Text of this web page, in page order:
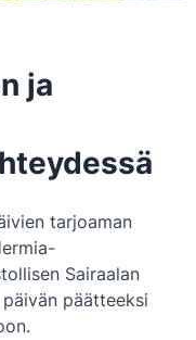
ja
tarjoaman
Sairaalan
päätteeksi